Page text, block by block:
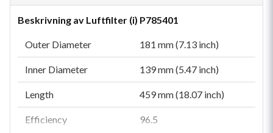
Beskrivning av Luftfilter (i) P785401
Outer Diameter 181 mm (7.13 inch)
Inner Diameter 139 mm (5.47 inch)
Length 459 mm (18.07 inch)
Efficiency 96.5